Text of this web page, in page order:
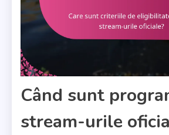
Când sunt
stream-urile